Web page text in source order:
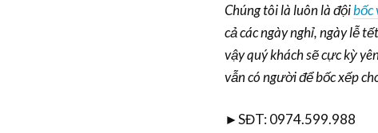
Chúng tôi là luôn là độibốc
cả các ngày nghỉ, ngày lễ
vậy quý khách sẽ cực kỳ
vẫn có người để bốc xếp
►SĐT: 0974.599.988